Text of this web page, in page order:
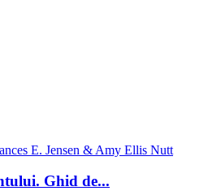
E. Jensen & Amy Ellis Nutt
Ghid de...